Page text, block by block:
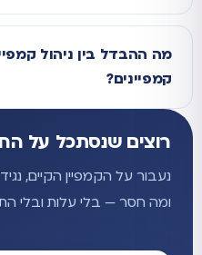
מה ההבדל בין ניהול
קמפיינים?
רוצים שנסתכל על
נעבור על הקמפיין הקיים,
ומה חסר — בלי עלות ובלי